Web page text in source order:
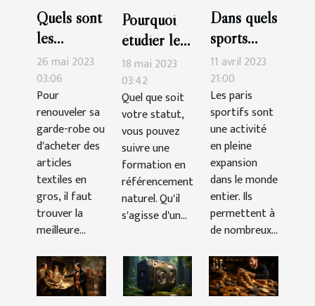
Quels sont
les
avantages
de faire ses
achats
d’articles
textiles
chez un
grossiste ?
26 mai 2023
03:06
Pour
renouveler sa
garde-robe ou
d'acheter des
articles
textiles en
gros, il faut
trouver la
meilleure...
Pourquoi
étudier le
SEO ?
18 mai 2023
03:42
Quel que soit
votre statut,
vous pouvez
suivre une
formation en
référencement
naturel. Qu'il
s'agisse d'un...
Dans quels
sports
faut-il
parier pour
gagner
plus
d'argent?
11 avril 2023
21:00
Les paris
sportifs sont
une activité
en pleine
expansion
dans le monde
entier. Ils
permettent à
de nombreux...